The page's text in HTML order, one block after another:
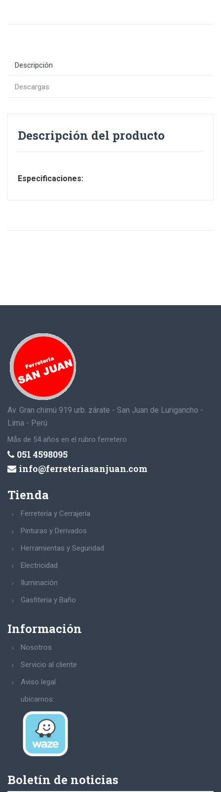
Descripción
Descargas
Descripción del producto
Especificaciones:
Av. Gran chimú 919 urb. zárate - San Juan de Lurigancho -
Lima - Perú
Mås de 54 años en el rubro ferretero
051 4598095
info@ferreteriasanjuan.com
Tienda
Ferretería y Cerrajería
Pinturas y Derivados
Herramientas y Seguridad
Electricidad
Iluminación
Gasfiteria y Baño
Información
Nosotros
Servicio al cliente
Aviso legal
ubicarnos:
Boletín de noticias